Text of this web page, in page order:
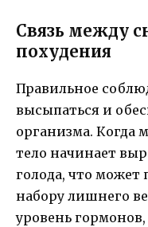
Связь между
похудения
Правильное
высыпаться и
организма. Когда
тело начинает
голода, что
набору лишнего
уровень